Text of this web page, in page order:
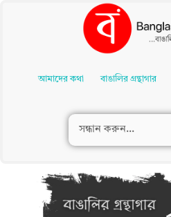
Contentআমাদের কথা বাঙালির গ্রন্থাগার